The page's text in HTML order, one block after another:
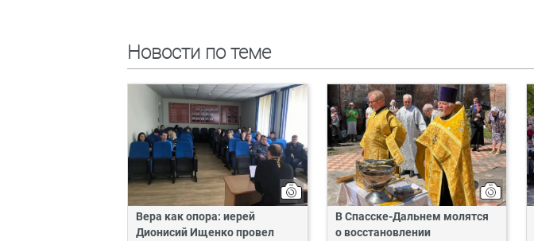
Новости по теме
Вера как опора: иерей
Дионисий Ищенко провел
В Спасске-Дальнем молятся
о восстановлении